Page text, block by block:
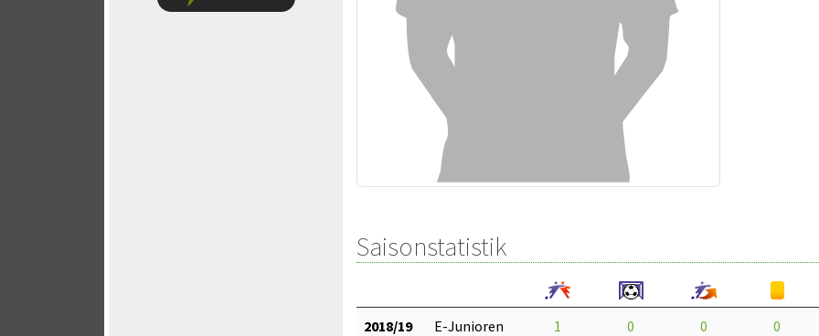
Saisonstatistik
2018/19 E-Junioren 1 0 0 0